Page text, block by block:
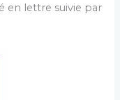
en lettre suivie par